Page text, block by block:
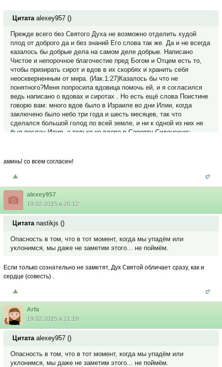
Цитата alexey957 ()
Прежде всего без Святого Духа не возможно отделить худой
плод от доброго да и без знаний Его слова так же. Да и не всегда
казалось бы добрые дела на самом деле добрые. Написано
Чистое и непорочное благочестие пред Богом и Отцем есть то,
чтобы призирать сирот и вдов в их скорбях и хранить себя
неоскверненным от мира. (Иак.1:27)Казалось бы что не
понятного?Меня попросила вдовица помочь ей, и я согласился
ведь написано о вдовах и сиротах . Но есть ещё слова Поистине
говорю вам: много вдов было в Израиле во дни Илии, когда
заключено было небо три года и шесть месяцев, так что
сделался большой голод по всей земле, и ни к одной из них не
был послан Илия, а только ко вдове в Сарепту Сидонскую;
многим с пониманием того что в добродетели нужна
откровению. Если они не говорят, как это слово, то нет в них
света. (Ис.8:20)кому помогаем.Это то что касается верующих.
аминь! со всем согласен!
alexey957
19.02.2015 в 20:12
Цитата nastikjs ()
Опасность в том, что в тот момент, когда мы упадём или
уклонимся, мы даже не заметим этого... не поймём.
Если только сознательно не заметят, Дух Святой обличает сразу, как и
сердце (совесть) .
Arfa
19.02.2015 в 21:19
Цитата alexey957 ()
Опасность в том, что в тот момент, когда мы упадём или
уклонимся, мы даже не заметим этого... не поймём.